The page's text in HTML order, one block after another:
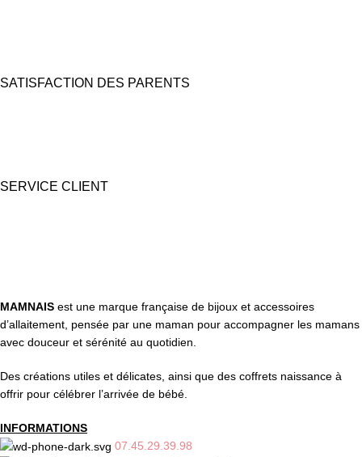
SATISFACTION DES PARENTS
SERVICE CLIENT
MAMNAIS est une marque française de bijoux et accessoires
d’allaitement, pensée par une maman pour accompagner les mamans
avec douceur et sérénité au quotidien.
Des créations utiles et délicates, ainsi que des coffrets naissance à
offrir pour célébrer l’arrivée de bébé.
INFORMATIONS
07.45.29.39.98